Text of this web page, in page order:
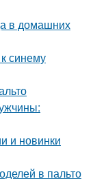
в домашних
синему
и новинки
в пальто